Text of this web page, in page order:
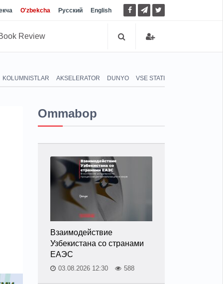
O'zbekcha Русский English
Review
KOLUMNISTLAR AKSELERATOR DUNYO VSE STATI
Ommabop
Взаимодействие
Узбекистана со странами
ЕАЭС
03.08.2026 12:30 588